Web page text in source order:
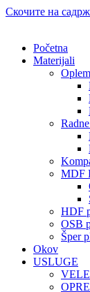
Скочите на
Početna
Materijali
MDF
HDF
OSB
Šper
Okov
USLUGE